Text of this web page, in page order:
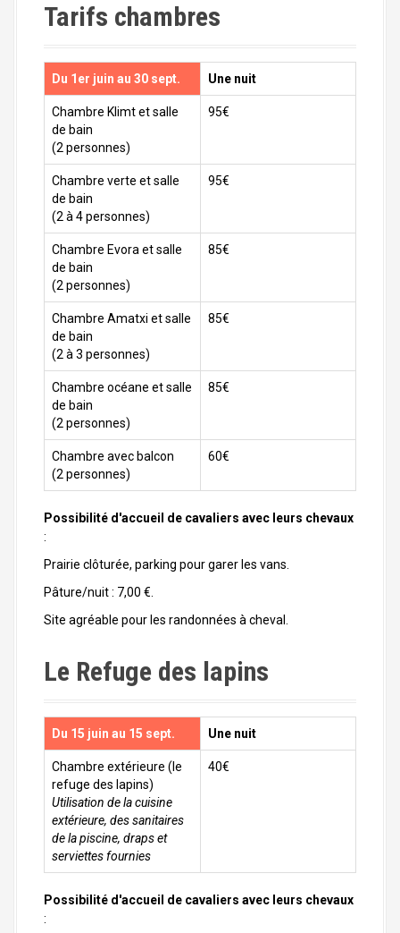
Tarifs chambres
Du 1er juin au 30 sept. Une nuit
Chambre Klimt et salle
de bain
(2 personnes)
95€
Chambre verte et salle
de bain
(2 à 4 personnes)
95€
Chambre Evora et salle
de bain
(2 personnes)
85€
Chambre Amatxi et salle
de bain
(2 à 3 personnes)
85€
Chambre océane et salle
de bain
(2 personnes)
85€
Chambre avec balcon
(2 personnes)
60€
Possibilité d'accueil de cavaliers avec leurs chevaux
:
Prairie clôturée, parking pour garer les vans.
Pâture/nuit : 7,00 €.
Site agréable pour les randonnées à cheval.
Le Refuge des lapins
Du 15 juin au 15 sept. Une nuit
Chambre extérieure (le
refuge des lapins)
Utilisation de la cuisine
extérieure, des sanitaires
de la piscine, draps et
serviettes fournies
40€
Possibilité d'accueil de cavaliers avec leurs chevaux
: